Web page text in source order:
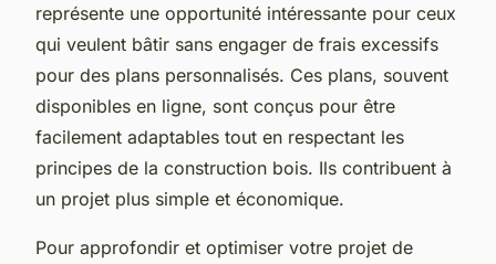
représente une opportunité intéressante pour ceux
qui veulent bâtir sans engager de frais excessifs
pour des plans personnalisés. Ces plans, souvent
disponibles en ligne, sont conçus pour être
facilement adaptables tout en respectant les
principes de la construction bois. Ils contribuent à
un projet plus simple et économique.
Pour approfondir et optimiser votre projet de